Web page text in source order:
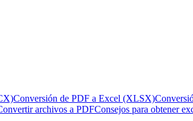
Conversión de PDF a Excel (XLSX)
archivos a PDFConsejos para obtener